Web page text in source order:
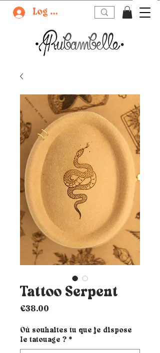
Log In
Tattoo Serpent
€38.00
Où souhaites tu que je dispose
le tatouage ? *